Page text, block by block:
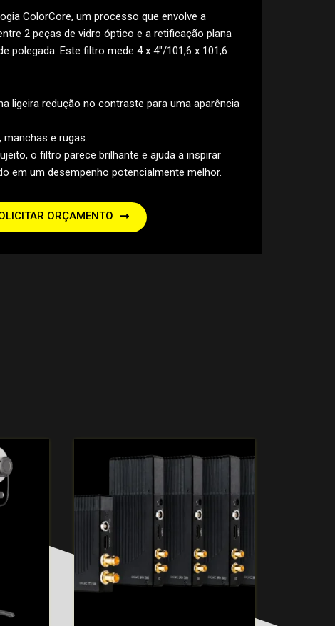
ColorCore, um processo que envolve a
2 peças de vidro óptico e a retificação plana
polegada. Este filtro mede 4 x 4″/101,6 x 101,6
ligeira redução no contraste para uma aparência
manchas e rugas.
o filtro parece brilhante e ajuda a inspirar
em um desempenho potencialmente melhor.
ORÇAMENTO